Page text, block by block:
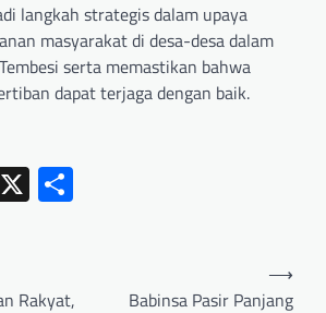
langkah strategis dalam upaya
masyarakat di desa-desa dalam
serta memastikan bahwa
dapat terjaga dengan baik.
X
Rakyat,
Babinsa Pasir Panjang
⟶